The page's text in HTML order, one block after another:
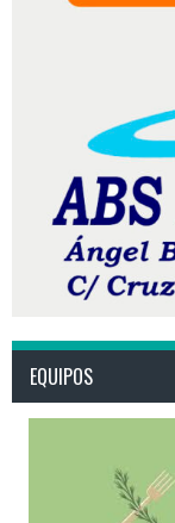
EQUIPOS